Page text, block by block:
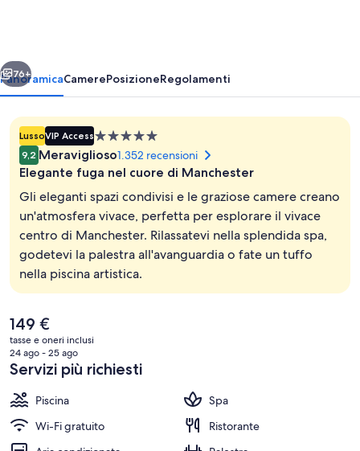
Collection
Hotel
Avanti
76+
PanoramicaCamerePosizioneRegolamenti
LussoVIP AccessStruttura
a
5.0
9,2 Meraviglioso1.352 recensioni
Elegante fuga nel cuore di Manchester
Gli eleganti spazi condivisi e le graziose camere creano
un'atmosfera vivace, perfetta per esplorare il vivace
centro di Manchester. Rilassatevi nella splendida spa,
godetevi la palestra all'avanguardia o fate un tuffo
nella piscina artistica.
Il
prezzo
attuale
è
149 €
149 €
tasse e oneri inclusi
24 ago - 25 ago
Servizi più richiesti
Piscina
Spa
Wi-Fi gratuito
Ristorante